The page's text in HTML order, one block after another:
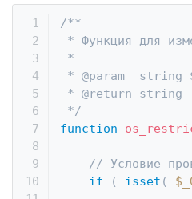
/**
* Функция для
*
* @param  string
* @return string
*/
function
// Условие
if
( isset (